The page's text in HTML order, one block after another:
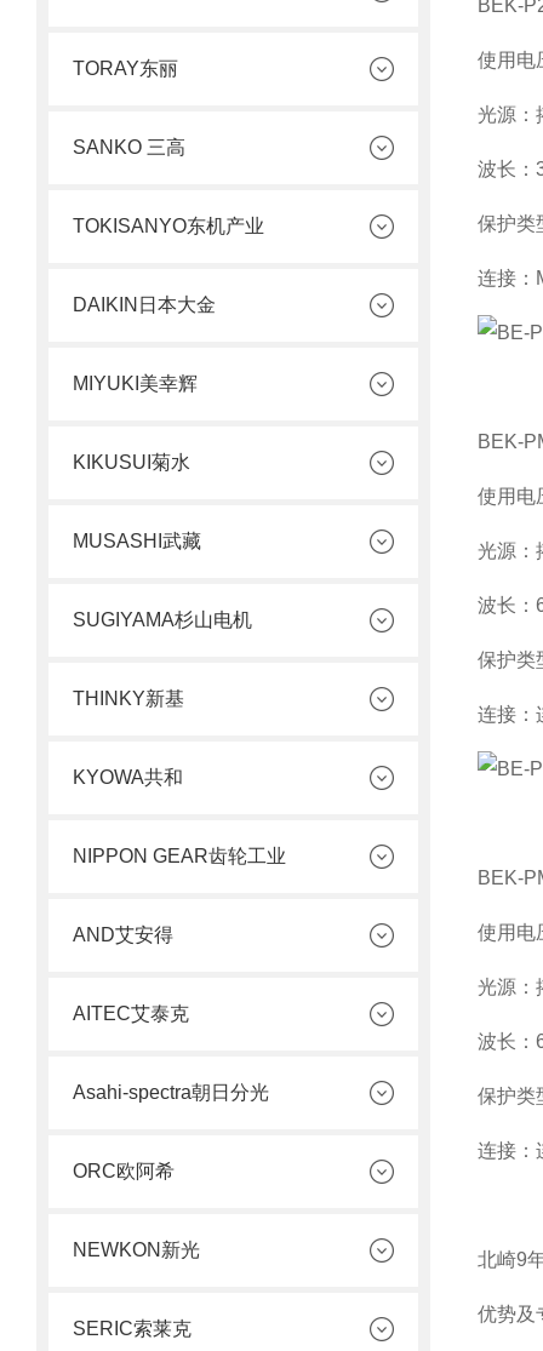
TORAY东丽
SANKO 三高
TOKISANYO东机产业
DAIKIN日本大金
MIYUKI美幸辉
KIKUSUI菊水
MUSASHI武藏
SUGIYAMA杉山电机
THINKY新基
KYOWA共和
NIPPON GEAR齿轮工业
AND艾安得
AITEC艾泰克
Asahi-spectra朝日分光
ORC欧阿希
NEWKON新光
SERIC索莱克
BEK-
使用电
光源：
波长：
保护类
连接：
BEK-
使用电
光源：
波长：
保护类
连接：
BEK-
使用电
光源：
波长：
保护类
连接：
北崎9
优势及